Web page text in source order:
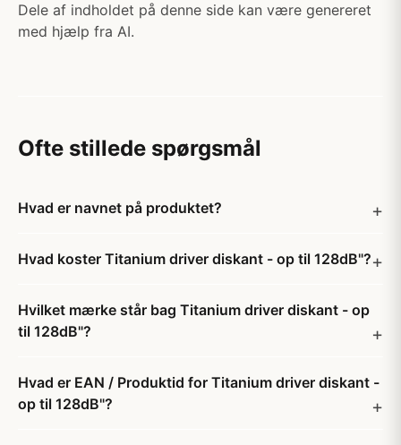
Dele af indholdet på denne side kan være genereret
med hjælp fra AI.
Ofte stillede spørgsmål
Hvad er navnet på produktet?
Hvad koster Titanium driver diskant - op til 128dB"?
Hvilket mærke står bag Titanium driver diskant - op
til 128dB"?
Hvad er EAN / Produktid for Titanium driver diskant -
op til 128dB"?